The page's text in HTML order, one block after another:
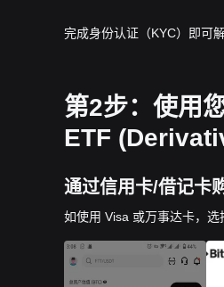
完成身份认证（KYC）即可
第2步：使用
ETF
通过信用卡/借记卡
如使用 Visa 或万事达卡，选